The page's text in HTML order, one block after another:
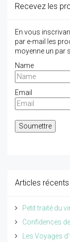
Recevez les
En vous
par e-mail les
moyenne un par
Name
Email
Articles récents
Petit traité du
Confidences
Les Voyages